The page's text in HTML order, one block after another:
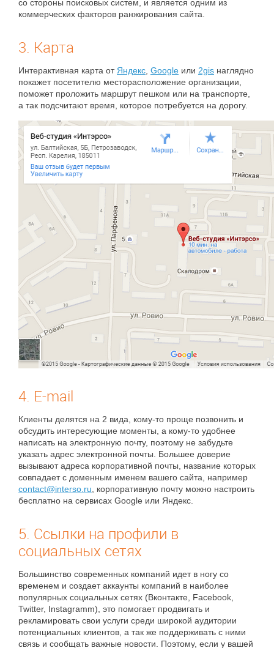
со стороны поисковых систем, и является одним из
коммерческих факторов ранжирования сайта.
3. Карта
Интерактивная карта от Яндекс Google или 2gis наглядно
покажет посетителю месторасположение организации,
поможет проложить маршрут пешком или на транспорте,
а так подсчитают время, которое потребуется на дорогу.
4. E-mail
Клиенты делятся на 2 вида, кому-то проще позвонить и
обсудить интересующие моменты, а кому-то удобнее
написать на электронную почту, поэтому не забудьте
указать адрес электронной почты. Большее доверие
вызывают адреса корпоративной почты, название которых
совпадает с доменным именем вашего сайта, например
contact@interso.ru , корпоративную почту можно настроить
бесплатно на сервисах Google или Яндекс.
5. Ссылки на профили в
социальных сетях
Большинство современных компаний идет в ногу со
временем и создает аккаунты компаний в наиболее
популярных социальных сетях (Вконтакте, Facebook,
Twitter, Instagramm), это помогает продвигать и
рекламировать свои услуги среди широкой аудитории
потенциальных клиентов, а так же поддерживать с ними
связь и сообщать важные новости. Поэтому, если у вашей